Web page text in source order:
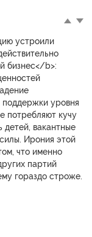
устроили
бизнес</b>:
поддержки уровня
потребляют кучу
детей, вакантные
Ирония этой
что именно
партий
гораздо строже.